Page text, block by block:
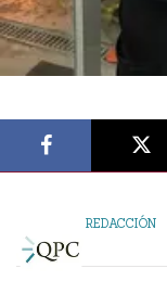
REDACCIÓN